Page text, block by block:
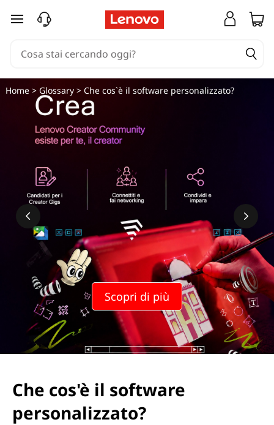
passa a contenuto principale
Scopri di più
Home> Glossary> Che cos`è il software personalizzato?
Che cos'è il software
personalizzato?